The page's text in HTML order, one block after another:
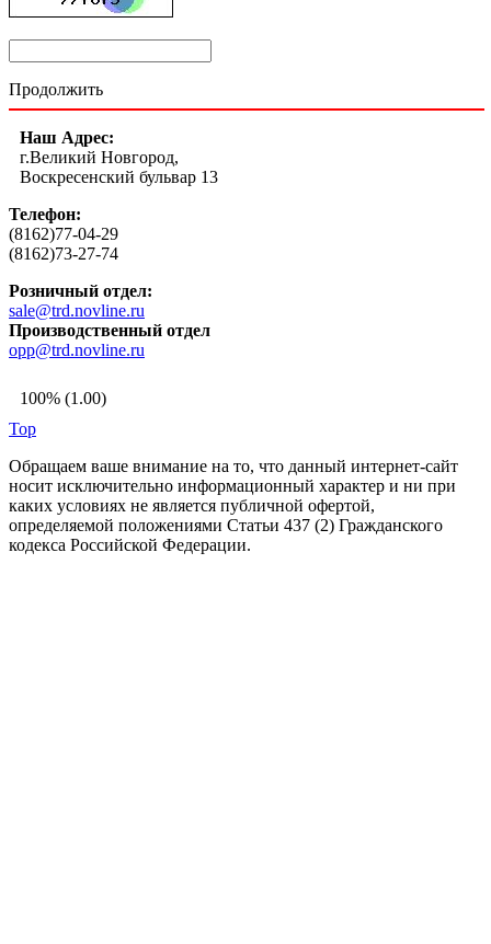
Продолжить
Наш Адрес:
г.Великий Новгород,
Воскресенский бульвар 13
Телефон:
(8162)77-04-29
(8162)73-27-74
Розничный отдел:
sale@trd.novline.ru
Производственный отдел
opp@trd.novline.ru
100% (1.00)
Top
Обращаем ваше внимание на то, что данный интернет-сайт
носит исключительно информационный характер и ни при
каких условиях не является публичной офертой,
определяемой положениями Статьи 437 (2) Гражданского
кодекса Российской Федерации.